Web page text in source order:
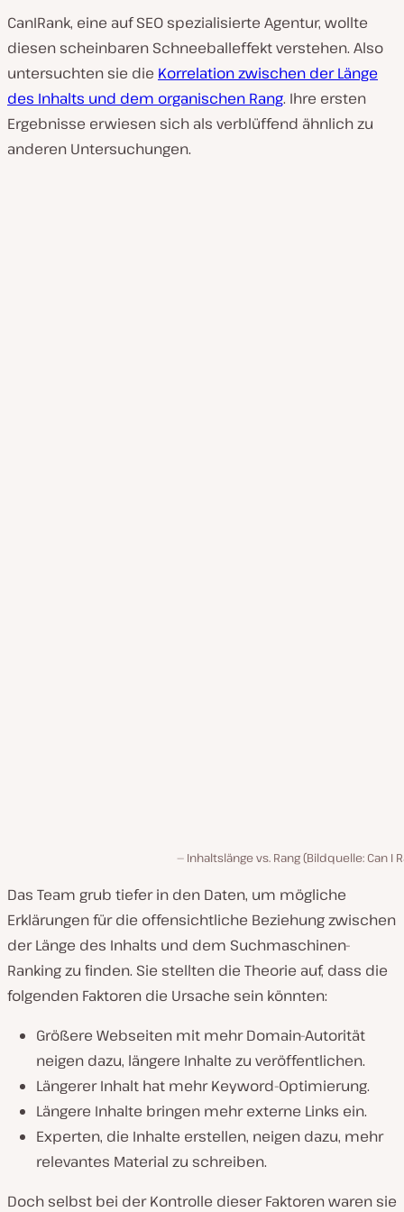
CanIRank, eine auf SEO spezialisierte Agentur, wollte
diesen scheinbaren Schneeballeffekt verstehen. Also
untersuchten sie die Korrelation zwischen der Länge
des Inhalts und dem organischen Rang. Ihre ersten
Ergebnisse erwiesen sich als verblüffend ähnlich zu
anderen Untersuchungen.
Inhaltslänge vs. Rang (Bildquelle: Can I
Das Team grub tiefer in den Daten, um mögliche
Erklärungen für die offensichtliche Beziehung zwischen
der Länge des Inhalts und dem Suchmaschinen-
Ranking zu finden. Sie stellten die Theorie auf, dass die
folgenden Faktoren die Ursache sein könnten:
Größere Webseiten mit mehr Domain-Autorität
neigen dazu, längere Inhalte zu veröffentlichen.
Längerer Inhalt hat mehr Keyword-Optimierung.
Längere Inhalte bringen mehr externe Links ein.
Experten, die Inhalte erstellen, neigen dazu, mehr
relevantes Material zu schreiben.
Doch selbst bei der Kontrolle dieser Faktoren waren sie